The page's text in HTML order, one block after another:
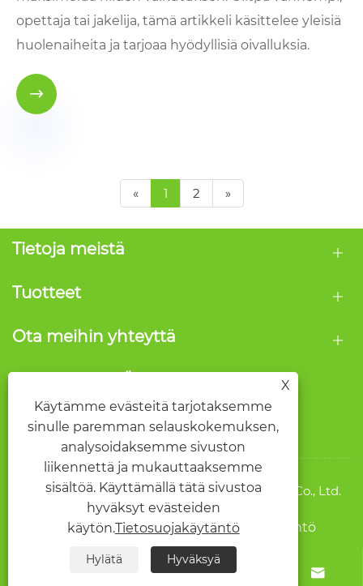
opettaja tai jakelija, tämä artikkeli käsittelee yleisiä
huolenaiheita ja tarjoaa hyödyllisiä oivalluksia.

« 1 2 »
Tietoja meistä
Tuotteet
Ota meihin yhteyttä
Copyright © 2026 Wenzhou Qide Packaging Co., Ltd.
Kaikki oikeudet pidätetään.
LinksSitemapRSSXMLTietosuojakäytäntö
 
X
Käytämme evästeitä tarjotaksemme
sinulle paremman selauskokemuksen,
analysoidaksemme sivuston
liikennettä ja mukauttaaksemme
sisältöä. Käyttämällä tätä sivustoa
hyväksyt evästeiden
käytön.Tietosuojakäytäntö
Hylätä Hyväksyä